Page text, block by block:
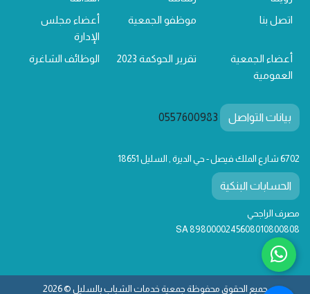
اتصل بنا
موظفو الجمعية
أعضاء مجلس
الإدارة
أعضاء الجمعية
العمومية
تقرير الحوكمة 2023 الوظائف الشاغرة
بيانات التواصل 0557600983
6702 شارع الملك فيصل - حي الديرة , السليل 18651
الحسابات البنكية
مصرف الراجحي
SA 8980000245608010800808
جميع الحقوق محفوظة جمعية خدمات الشباب بالسليل © 2026